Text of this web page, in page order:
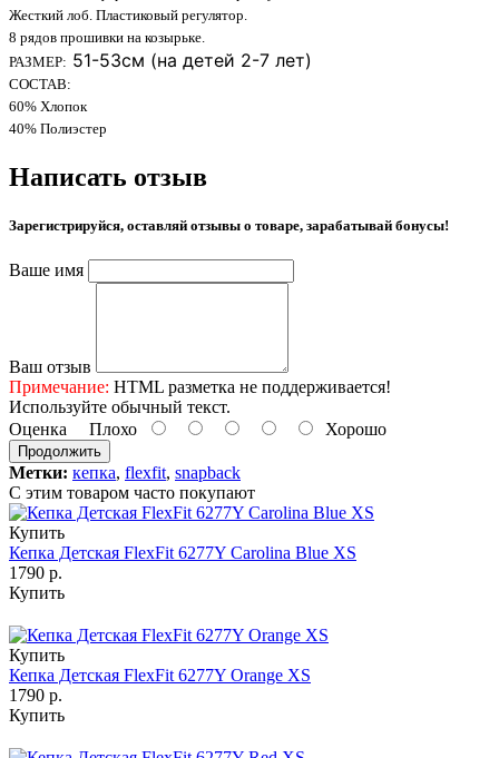
Жесткий лоб. Пластиковый регулятор.
8 рядов прошивки на козырьке.
РАЗМЕР: 51-53см (на детей 2-7 лет)
СОСТАВ:
60% Хлопок
40% Полиэстер
Написать отзыв
Зарегистрируйся, оставляй отзывы о товаре, зарабатывай бонусы!
Ваше имя
Ваш отзыв
Примечание: HTML разметка не поддерживается!
Используйте обычный текст.
Оценка Плохо Хорошо
Продолжить
Метки: кепка, flexfit, snapback
С этим товаром часто покупают
Купить
Кепка Детская FlexFit 6277Y Carolina Blue XS
1790 р.
Купить
Купить
Кепка Детская FlexFit 6277Y Orange XS
1790 р.
Купить